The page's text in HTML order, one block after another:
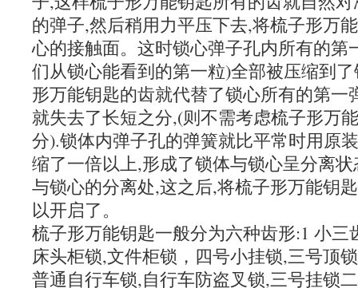
的弹子,然后稍用力平压下去,将梳子形万
心的接触面。这时锁心弹子孔内所有的第
们从锁心能看到的第一粒)全部被压缩到
形万能钥匙的齿就代替了锁心所有的第一
就失去了长短之分,(则不需考虑梳子形万
分).锁体内弹子孔的弹簧就比平常时用原
缩了一倍以上,形成了锁体与锁心呈分离
与锁心的分离处,这之后,将梳子形万能钥
以开启了。
梳子形万能钥匙一般分为六种齿形:1 小
床头柜锁,文件柜锁，四号小挂锁,三号顶
普通自行车锁,自行车防盗叉锁,三号挂锁